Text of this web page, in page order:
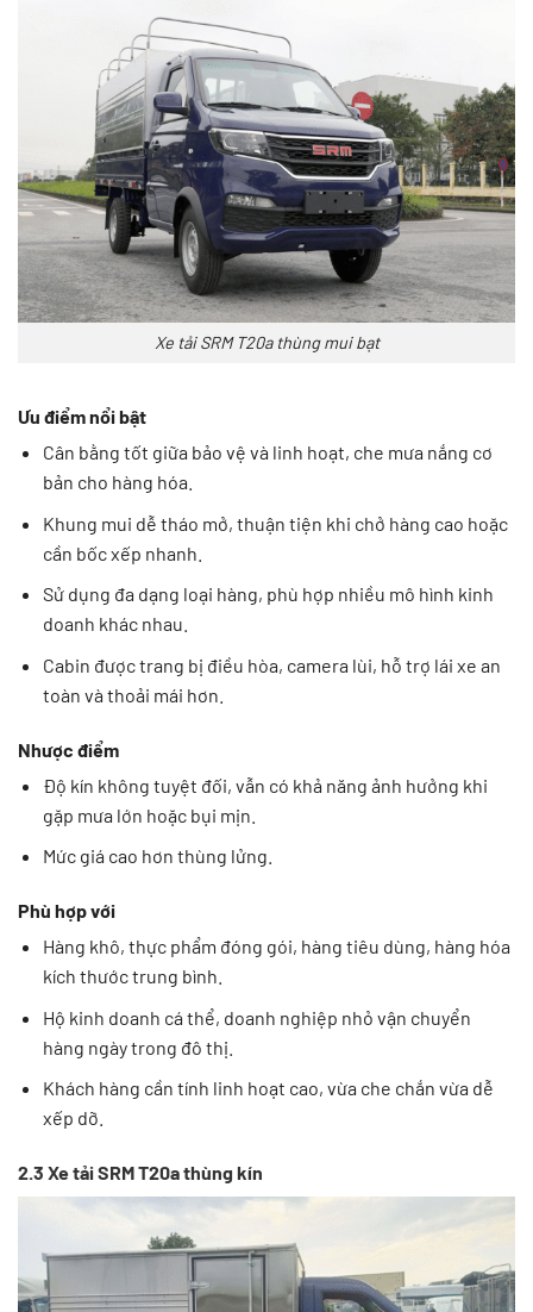
Xe tải SRM T20a thùng mui bạt
Ưu điểm nổi bật
Cân bằng tốt giữa bảo vệ và linh hoạt, che mưa nắng cơ
bản cho hàng hóa.
Khung mui dễ tháo mở, thuận tiện khi chở hàng cao hoặc
cần bốc xếp nhanh.
Sử dụng đa dạng loại hàng, phù hợp nhiều mô hình kinh
doanh khác nhau.
Cabin được trang bị điều hòa, camera lùi, hỗ trợ lái xe an
toàn và thoải mái hơn.
Nhược điểm
Độ kín không tuyệt đối, vẫn có khả năng ảnh hưởng khi
gặp mưa lớn hoặc bụi mịn.
Mức giá cao hơn thùng lửng.
Phù hợp với
Hàng khô, thực phẩm đóng gói, hàng tiêu dùng, hàng hóa
kích thước trung bình.
Hộ kinh doanh cá thể, doanh nghiệp nhỏ vận chuyển
hàng ngày trong đô thị.
Khách hàng cần tính linh hoạt cao, vừa che chắn vừa dễ
xếp dỡ.
2.3 Xe tải SRM T20a thùng kín